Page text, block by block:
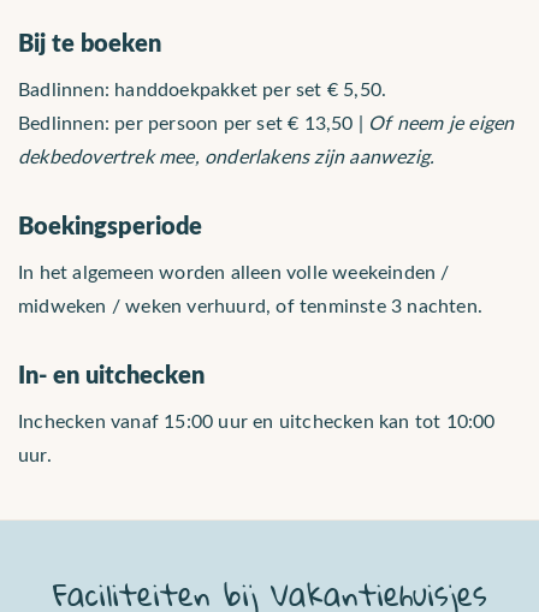
Bij te boeken
Badlinnen: handdoekpakket per set € 5,50.
Bedlinnen: per persoon per set € 13,50 | Of neem je eigen
dekbedovertrek mee, onderlakens zijn aanwezig.
Boekingsperiode
In het algemeen worden alleen volle weekeinden /
midweken / weken verhuurd, of tenminste 3 nachten.
In- en uitchecken
Inchecken vanaf 15:00 uur en uitchecken kan tot 10:00
uur.
Faciliteiten bij Vakantiehuisjes